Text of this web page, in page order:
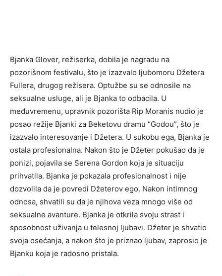
Bjanka Glover, režiserka, dobila je nagradu na
pozorišnom festivalu, što je izazvalo ljubomoru Džetera
Fullera, drugog režisera. Optužbe su se odnosile na
seksualne usluge, ali je Bjanka to odbacila. U
međuvremenu, upravnik pozorišta Rip Moranis nudio je
posao režije Bjanki za Beketovu dramu “Godou”, što je
izazvalo interesovanje i Džetera. U sukobu ega, Bjanka je
ostala profesionalna. Nakon što je Džeter pokušao da je
ponizi, pojavila se Serena Gordon koja je situaciju
prihvatila. Bjanka je pokazala profesionalnost i nije
dozvolila da je povredi Džeterov ego. Nakon intimnog
odnosa, shvatili su da je njihova veza mnogo više od
seksualne avanture. Bjanka je otkrila svoju strast i
sposobnost uživanja u telesnoj ljubavi. Džeter je shvatio
svoja osećanja, a nakon što je priznao ljubav, zaprosio je
Bjanku koja je radosno pristala.